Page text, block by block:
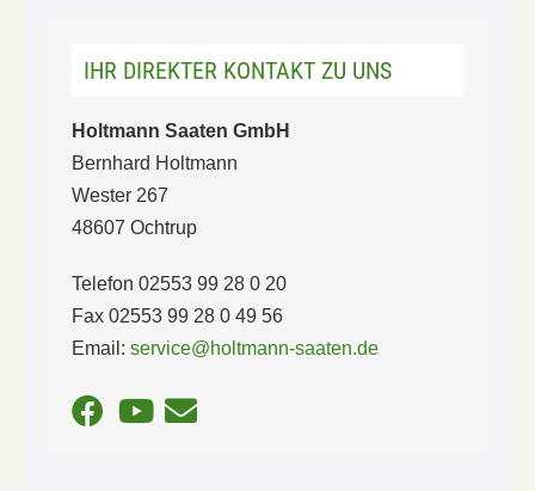
IHR DIREKTER KONTAKT ZU UNS
Holtmann Saaten GmbH
Bernhard Holtmann
Wester 267
48607 Ochtrup
Telefon 02553 99 28 0 20
Fax 02553 99 28 0 49 56
Email: service@holtmann-saaten.de